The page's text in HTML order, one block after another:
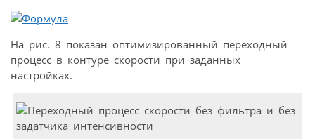
На рис. 8 показан оптимизированный переходный
процесс в контуре скорости при заданных
настройках.